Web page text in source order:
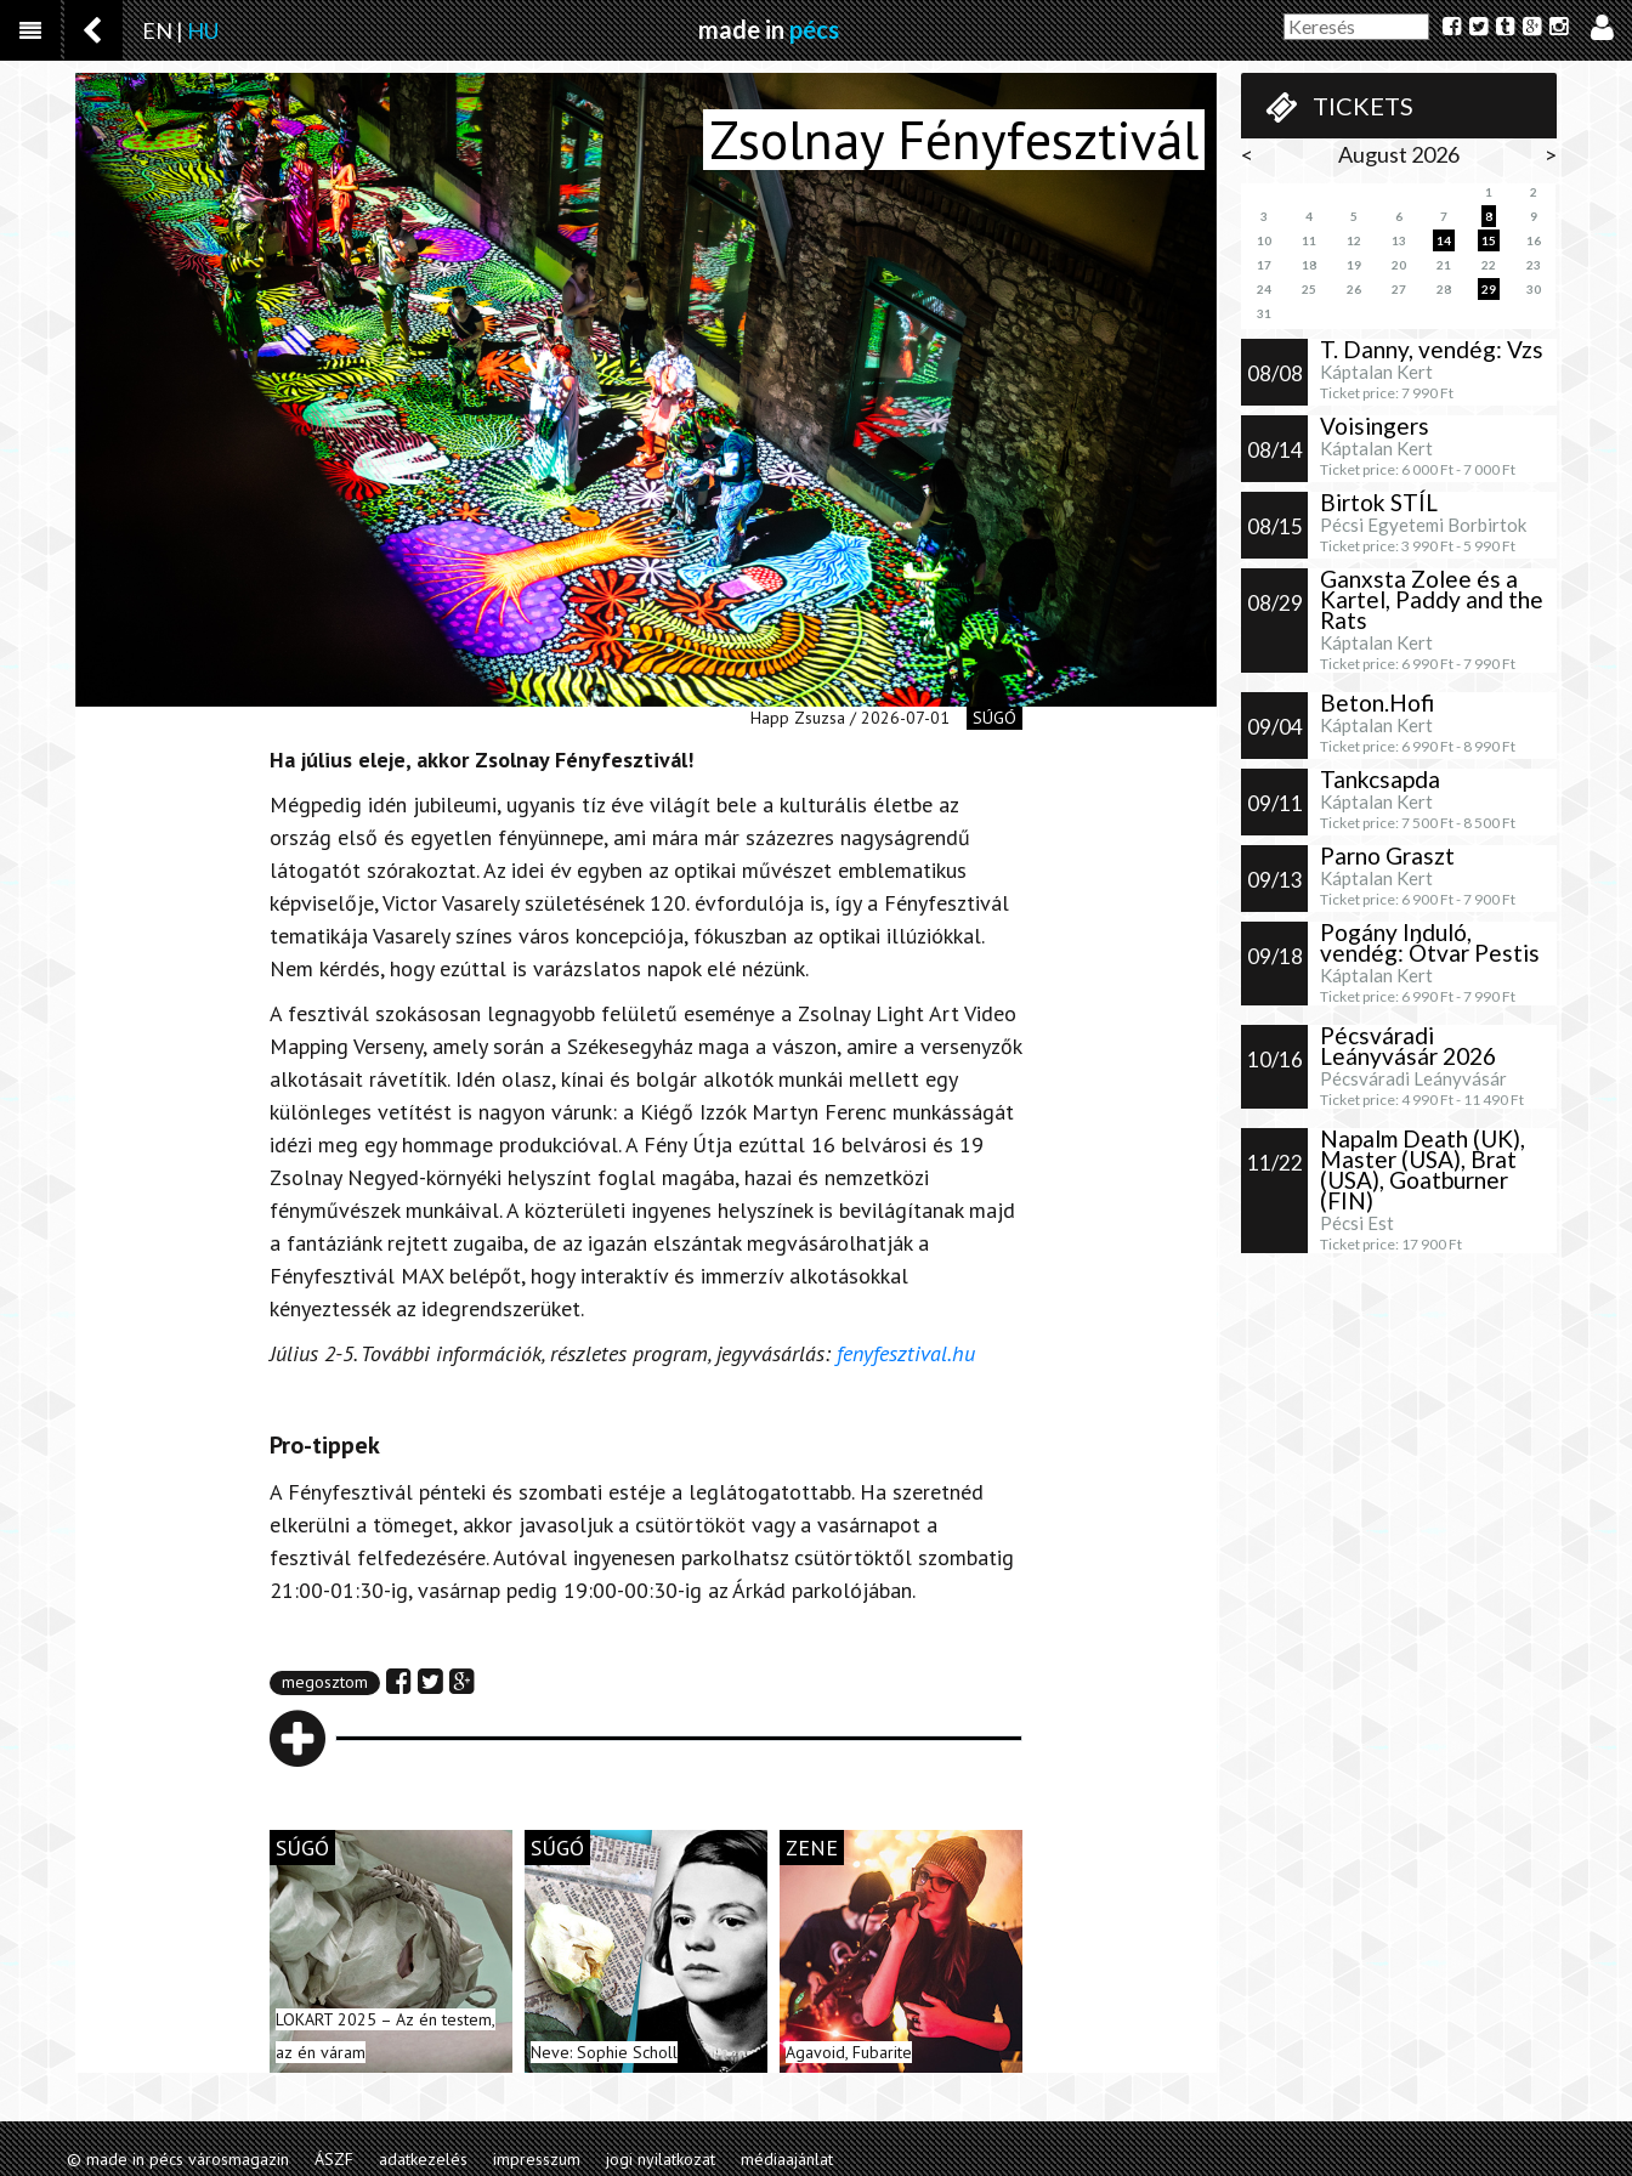
EN|HU made inpécs
TICKETS
< August 2026 >
1
2
3
4 5 6 7 8
9
10
11 12 13 14 15
16
17
18 19 20 21 22
23
24
25 26 27 28 29
30
31
08/08
T. Danny, vendég: Vzs
Káptalan Kert
Ticket price: 7 990 Ft
08/14
Voisingers
Káptalan Kert
Ticket price: 6 000 Ft -7 000 Ft
08/15
Birtok STÍL
Pécsi Egyetemi Borbirtok
Ticket price: 3 990 Ft - 5 990 Ft
08/29
Ganxsta Zolee és a
Kartel, Paddy and the
Rats
Káptalan Kert
Ticket price: 6 990 Ft -7 990 Ft
09/04
Beton.Hofi
Káptalan Kert
Ticket price: 6 990 Ft - 8 990 Ft
09/11
Tankcsapda
Káptalan Kert
Ticket price: 7 500 Ft - 8 500 Ft
09/13
Parno Graszt
Káptalan Kert
Ticket price: 6 900 Ft -7 900 Ft
09/18
Pogány Induló,
vendég: Ótvar Pestis
Káptalan Kert
Ticket price: 6 990 Ft -7 990 Ft
10/16
Pécsváradi
Leányvásár 2026
Pécsváradi Leányvásár
Ticket price: 4 990 Ft - 11 490 Ft
11/22
Napalm Death (UK),
Master (USA), Brat
(USA), Goatburner
(FIN)
Pécsi Est
Ticket price: 17 900 Ft
Zsolnay Fényfesztivál
Happ Zsuzsa / 2026-07-01 SÚGÓ
Ha július eleje, akkor Zsolnay Fényfesztivál!
Mégpedig idén jubileumi, ugyanis tíz éve világít bele a kulturális életbe az
ország első és egyetlen fényünnepe, ami mára már százezres nagyságrendű
látogatót szórakoztat. Az idei év egyben az optikai művészet emblematikus
képviselője, Victor Vasarely születésének 120. évfordulója is, így a Fényfesztivál
tematikája Vasarely színes város koncepciója, fókuszban az optikai illúziókkal.
Nem kérdés, hogy ezúttal is varázslatos napok elé nézünk.
A fesztivál szokásosan legnagyobb felületű eseménye a Zsolnay Light Art Video
Mapping Verseny, amely során a Székesegyház maga a vászon, amire a versenyzők
alkotásait rávetítik. Idén olasz, kínai és bolgár alkotók munkái mellett egy
különleges vetítést is nagyon várunk: a Kiégő Izzók Martyn Ferenc munkásságát
idézi meg egy hommage produkcióval. A Fény Útja ezúttal 16 belvárosi és 19
Zsolnay Negyed-környéki helyszínt foglal magába, hazai és nemzetközi
fényművészek munkáival. A közterületi ingyenes helyszínek is bevilágítanak majd
a fantáziánk rejtett zugaiba, de az igazán elszántak megvásárolhatják a
Fényfesztivál MAX belépőt, hogy interaktív és immerzív alkotásokkal
kényeztessék az idegrendszerüket.
Július 2-5. További információk, részletes program, jegyvásárlás: fenyfesztival.hu
Pro-tippek
A Fényfesztivál pénteki és szombati estéje a leglátogatottabb. Ha szeretnéd
elkerülni a tömeget, akkor javasoljuk a csütörtököt vagy a vasárnapot a
fesztivál felfedezésére. Autóval ingyenesen parkolhatsz csütörtöktől szombatig
21:00-01:30-ig, vasárnap pedig 19:00-00:30-ig az Árkád parkolójában.
megosztom
SÚGÓ
LOKART 2025 – Az én testem,
az én váram
SÚGÓ
Neve: Sophie Scholl
ZENE
Agavoid, Fubarite
© made in pécs városmagazin ÁSZF adatkezelés impresszum jogi nyilatkozat médiaajánlat